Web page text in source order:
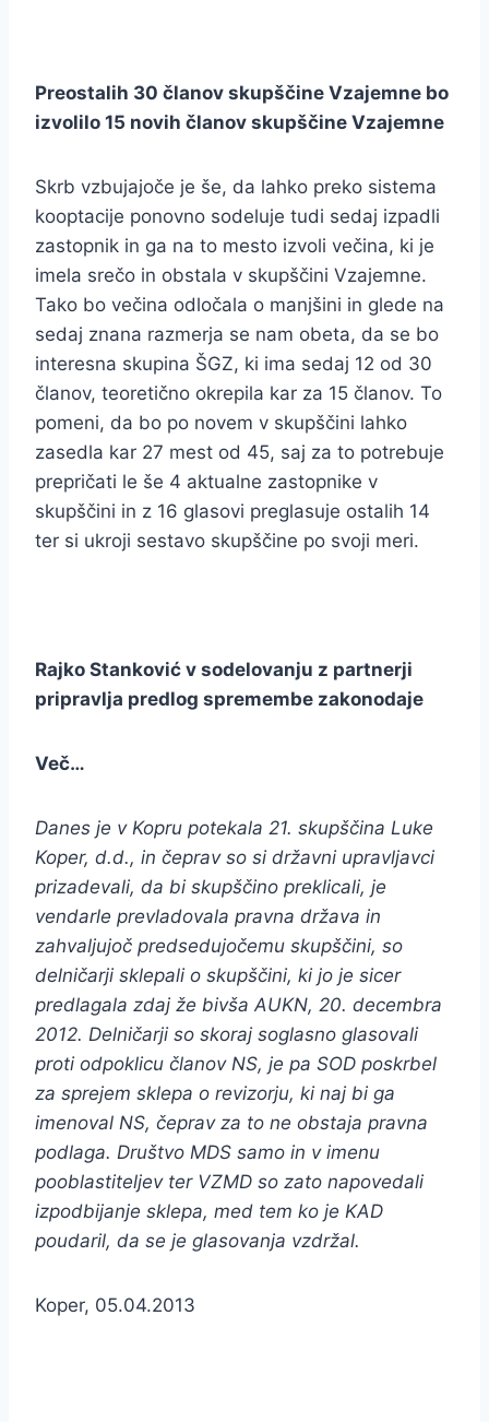
Preostalih 30 članov skupščine Vzajemne bo
izvolilo 15 novih članov skupščine Vzajemne
Skrb vzbujajoče je še, da lahko preko sistema
kooptacije ponovno sodeluje tudi sedaj izpadli
zastopnik in ga na to mesto izvoli večina, ki je
imela srečo in obstala v skupščini Vzajemne.
Tako bo večina odločala o manjšini in glede na
sedaj znana razmerja se nam obeta, da se bo
interesna skupina ŠGZ, ki ima sedaj 12 od 30
članov, teoretično okrepila kar za 15 članov. To
pomeni, da bo po novem v skupščini lahko
zasedla kar 27 mest od 45, saj za to potrebuje
prepričati le še 4 aktualne zastopnike v
skupščini in z 16 glasovi preglasuje ostalih 14
ter si ukroji sestavo skupščine po svoji meri.
Rajko Stanković v sodelovanju z partnerji
pripravlja predlog spremembe zakonodaje
Več…
Danes je v Kopru potekala 21. skupščina Luke
Koper, d.d., in čeprav so si državni upravljavci
prizadevali, da bi skupščino preklicali, je
vendarle prevladovala pravna država in
zahvaljujoč predsedujočemu skupščini, so
delničarji sklepali o skupščini, ki jo je sicer
predlagala zdaj že bivša AUKN, 20. decembra
2012. Delničarji so skoraj soglasno glasovali
proti odpoklicu članov NS, je pa SOD poskrbel
za sprejem sklepa o revizorju, ki naj bi ga
imenoval NS, čeprav za to ne obstaja pravna
podlaga. Društvo MDS samo in v imenu
pooblastiteljev ter VZMD so zato napovedali
izpodbijanje sklepa, med tem ko je KAD
poudaril, da se je glasovanja vzdržal.
Koper, 05.04.2013